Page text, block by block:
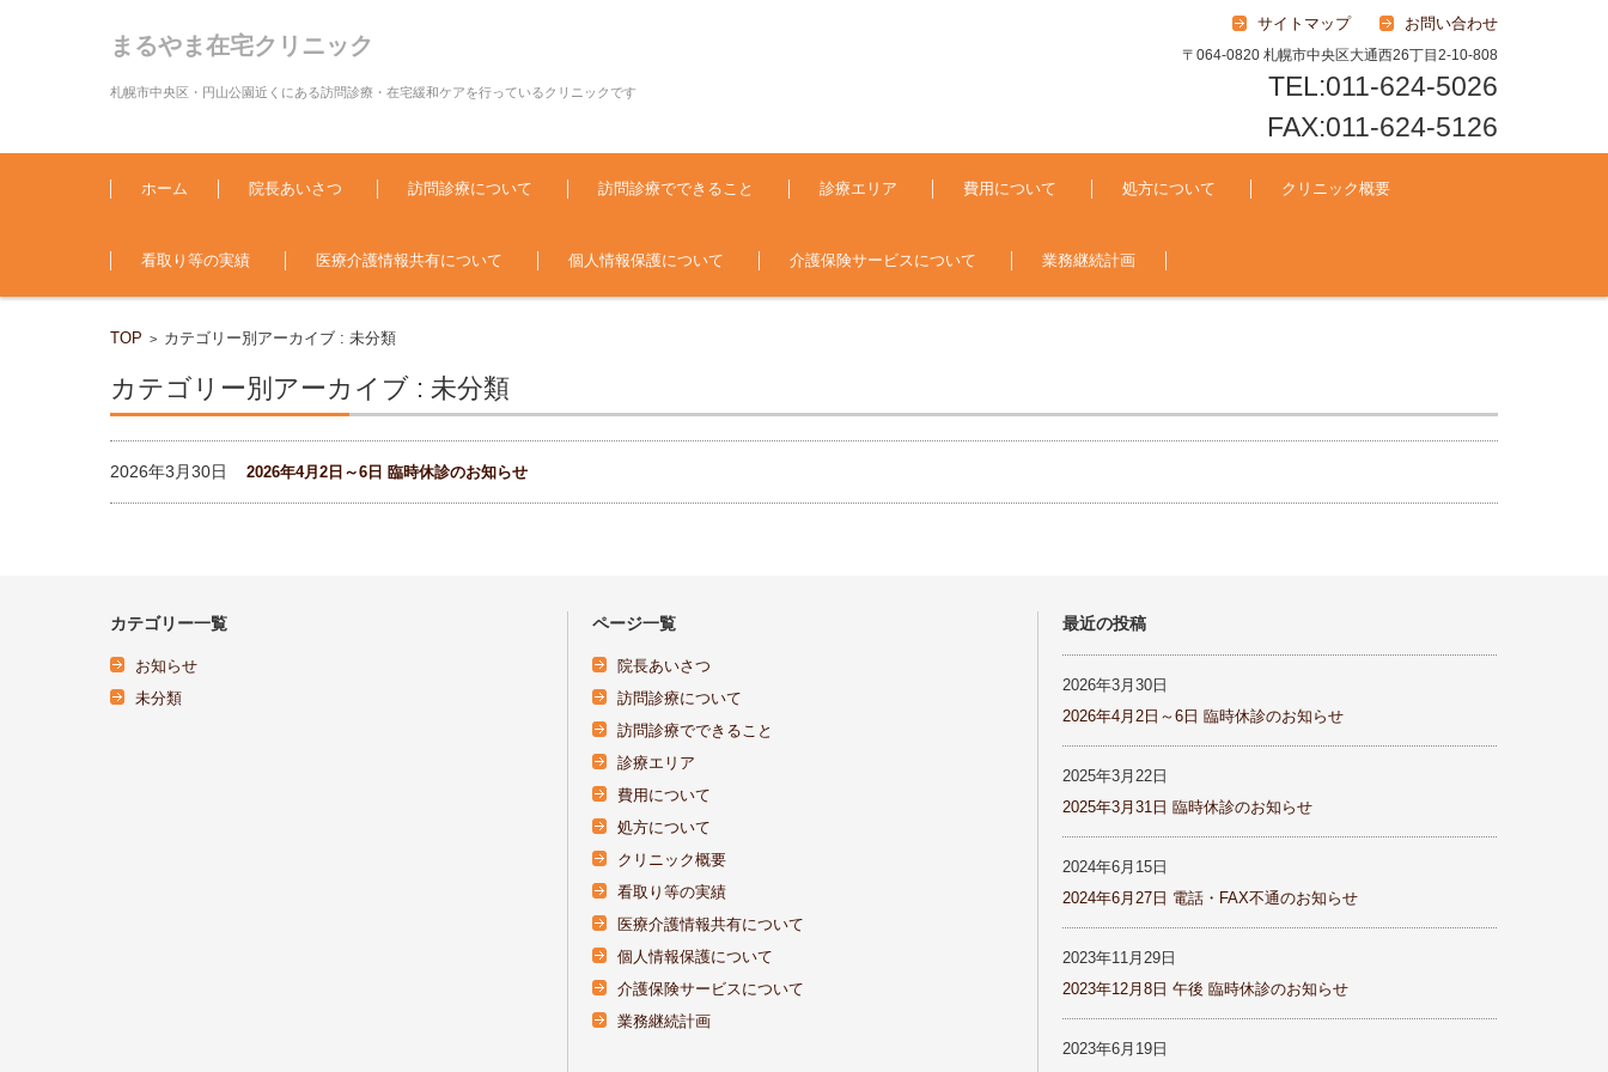
まるやま在宅クリニック
札幌市中央区・円山公園近くにある訪問診療・在宅緩和ケアを行っているクリニックです
サイトマップ お問い合わせ
〒064-0820 札幌市中央区大通西26丁目2-10-808
TEL:011-624-5026
FAX:011-624-5126
コンテンツに移動
ホーム
院長あいさつ 訪問診療について 訪問診療でできること 診療エリア 費用について 処方について クリニック概要
看取り等の実績 医療介護情報共有について 個人情報保護について 介護保険サービスについて 業務継続計画
TOP > カテゴリー別アーカイブ : 未分類
カテゴリー別アーカイブ : 未分類
2026年3月30日 2026年4月2日～6日 臨時休診のお知らせ
カテゴリー一覧
お知らせ
未分類
ページ一覧
院長あいさつ
訪問診療について
訪問診療でできること
診療エリア
費用について
処方について
クリニック概要
看取り等の実績
医療介護情報共有について
個人情報保護について
介護保険サービスについて
業務継続計画
最近の投稿
2026年3月30日
2026年4月2日～6日 臨時休診のお知らせ
2025年3月22日
2025年3月31日 臨時休診のお知らせ
2024年6月15日
2024年6月27日 電話・FAX不通のお知らせ
2023年11月29日
2023年12月8日 午後 臨時休診のお知らせ
2023年6月19日